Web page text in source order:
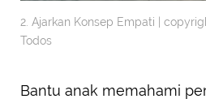
2. Ajarkan Konsep Empati |
Todos
Bantu anak memahami